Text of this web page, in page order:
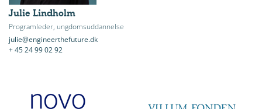
Julie Lindholm
Programleder, ungdomsuddannelse
julie@engineerthefuture.dk
+ 45 24 99 02 92